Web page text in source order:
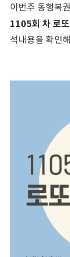
이번주 동행복
1105회 차 로
석내용을 확인